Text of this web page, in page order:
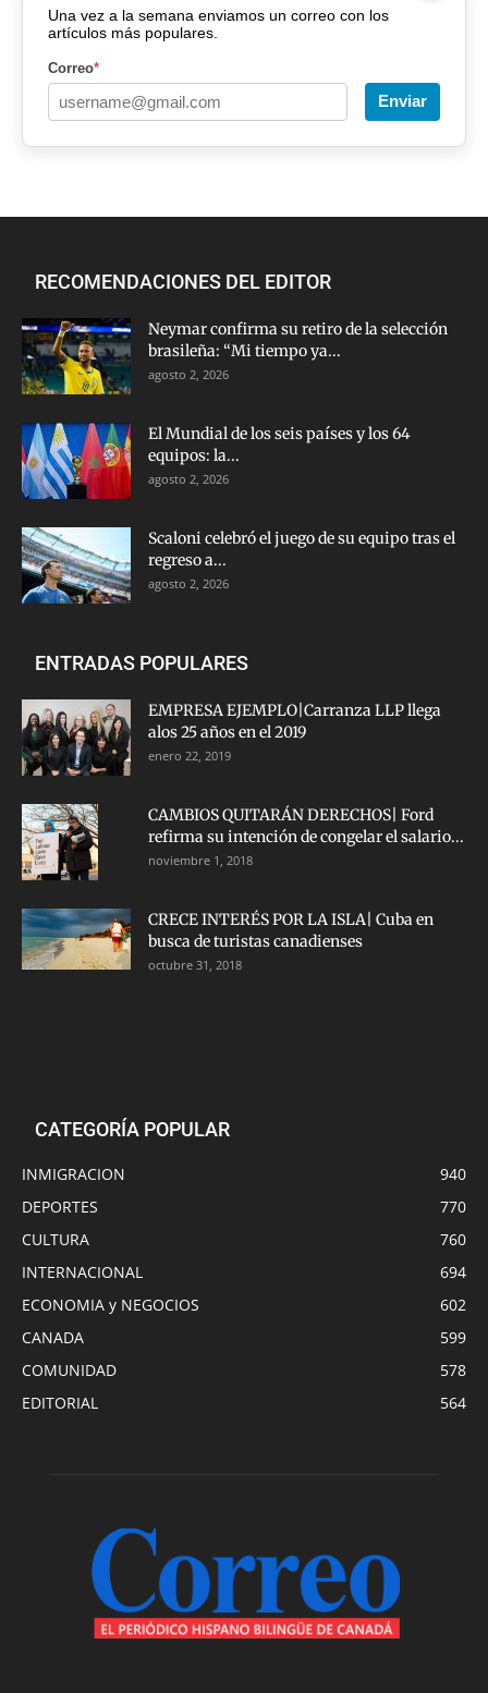
Una vez a la semana enviamos un correo con los
artículos más populares.
Correo*
Enviar
RECOMENDACIONES DEL EDITOR
Neymar confirma su retiro de la selección
brasileña: “Mi tiempo ya...
agosto 2, 2026
El Mundial de los seis países y los 64
equipos: la...
agosto 2, 2026
Scaloni celebró el juego de su equipo tras el
regreso a...
agosto 2, 2026
ENTRADAS POPULARES
EMPRESA EJEMPLO|Carranza LLP llega
alos 25 años en el 2019
enero 22, 2019
CAMBIOS QUITARÁN DERECHOS| Ford
refirma su intención de congelar el salario...
noviembre 1, 2018
CRECE INTERÉS POR LA ISLA| Cuba en
busca de turistas canadienses
octubre 31, 2018
CATEGORÍA POPULAR
INMIGRACION
940
DEPORTES
770
CULTURA
760
INTERNACIONAL
694
ECONOMIA y NEGOCIOS
602
CANADA
599
COMUNIDAD
578
EDITORIAL
564